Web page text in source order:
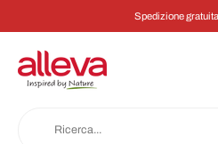
Spedizione